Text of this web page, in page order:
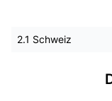
2.1 Schweiz